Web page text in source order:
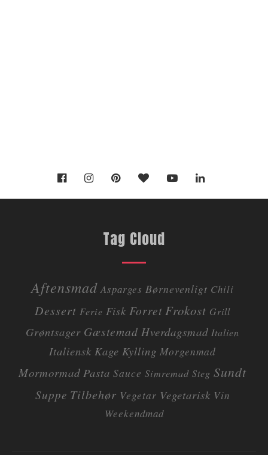
Tag Cloud
Aftensmad Asparges Børnevenligt Chili
Dessert Ferie Fisk ForretFrokost Grill
Grøntsager Gæstemad Hverdagsmad Italien
Italiensk Kage Kylling Morgenmad
Mormormad Pasta Sauce Simremad Steg Sundt
Suppe Tilbehør Vegetar Vegetarisk Vin
Weekendmad